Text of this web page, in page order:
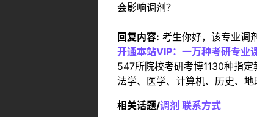
会影响调剂？
回复内容: 考生你好，该专业调
开通本站VIP：一万种考研专业
547所院校考研考博1130种指
法学、医学、计算机、历史、
相关话题/调剂 联系方式